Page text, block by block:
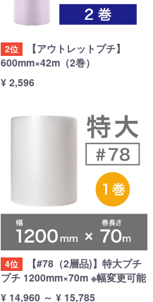
2位
【アウトレットプチ】
600mm×42m（2巻）
¥ 2,596
4位
【#78（2層品)】特大プチ
プチ 1200mm×70m ※幅変更可能
¥ 14,960 ～ ¥ 15,785